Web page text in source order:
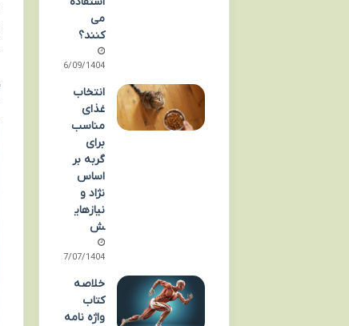
می
کنند؟
26/09/1404
انتخاب
غذای
مناسب
برای
گربه بر
اساس
نژاد و
نیازهای
ش
17/07/1404
خلاصه
کتاب
واژه نامه